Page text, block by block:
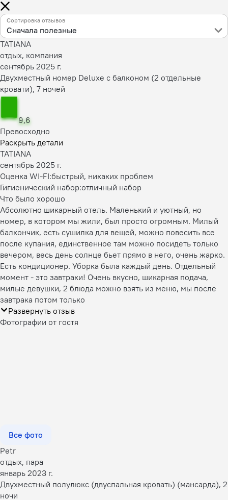
Сортировка отзывов
Сначала полезные
TATIANA
отдых, компания
сентябрь 2025 г.
Двухместный номер Deluxe с балконом (2 отдельные
кровати), 7 ночей
9,6
Превосходно
Раскрыть детали
TATIANA
сентябрь 2025 г.
Оценка WI-FI:быстрый, никаких проблем
Гигиенический набор:отличный набор
Что было хорошо
Абсолютно шикарный отель. Маленький и уютный, но
номер, в котором мы жили, был просто огромным. Милый
балкончик, есть сушилка для вещей, можно повесить все
после купания, единственное там можно посидеть только
вечером, весь день солнце бьет прямо в него, очень жарко.
Есть кондиционер. Уборка была каждый день. Отдельный
момент - это завтраки! Очень вкусно, шикарная подача,
милые девушки, 2 блюда можно взять из меню, мы после
завтрака потом только
Развернуть отзыв
Фотографии от гостя
Все фото
Petr
отдых, пара
январь 2023 г.
Двухместный полулюкс (двуспальная кровать) (мансарда), 2
ночи